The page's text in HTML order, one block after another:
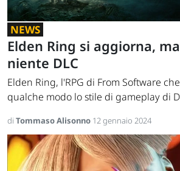
NEWS
Elden Ring si aggiorna,
niente DLC
Elden Ring, l'RPG di From Software
qualche modo lo stile di gameplay di
di Tommaso Alisonno 12 gennaio 2024